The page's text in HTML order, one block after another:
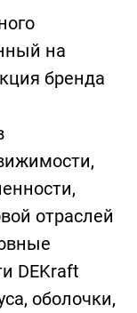
на
бренда
отраслей
DEKraft
оболочки,